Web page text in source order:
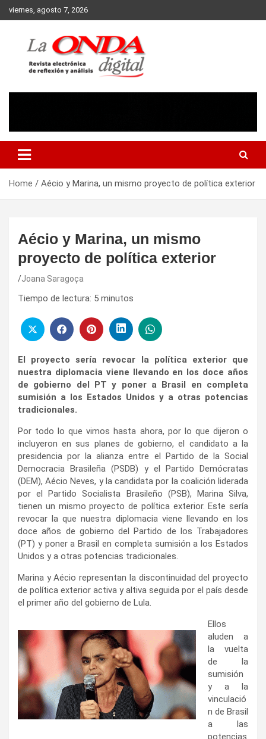
Skip
to
viernes, agosto 7, 2026
Home Aécio y Marina, un mismo proyecto de política exterior
Aécio y Marina, un mismo
proyecto de política exterior
Joana Saragoça
Tiempo de lectura: 5 minutos
El proyecto sería revocar la política exterior que
nuestra diplomacia viene llevando en los doce años
de gobierno del PT y poner a Brasil en completa
sumisión a los Estados Unidos y a otras potencias
tradicionales.
Por todo lo que vimos hasta ahora, por lo que dijeron o
incluyeron en sus planes de gobierno, el candidato a la
presidencia por la alianza entre el Partido de la Social
Democracia Brasileña (PSDB) y el Partido Demócratas
(DEM), Aécio Neves, y la candidata por la coalición liderada
por el Partido Socialista Brasileño (PSB), Marina Silva,
tienen un mismo proyecto de política exterior. Este sería
revocar la que nuestra diplomacia viene llevando en los
doce años de gobierno del Partido de los Trabajadores
(PT) y poner a Brasil en completa sumisión a los Estados
Unidos y a otras potencias tradicionales.
Marina y Aécio representan la discontinuidad del proyecto
de política exterior activa y altiva seguida por el país desde
el primer año del gobierno de Lula.
Ellos
aluden a
la vuelta
de la
sumisión
y a la
vinculació
n de Brasil
a las
potencias